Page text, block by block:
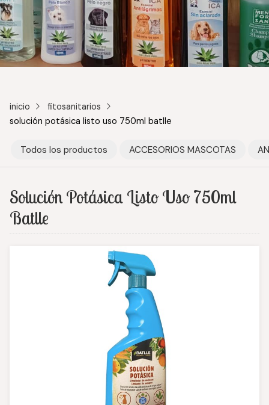
inicio
fitosanitarios
solución potásica listo uso 750ml batlle
Todos los productos ACCESORIOS MASCOTAS
Solución Potásica Listo Uso 750ml
Batlle